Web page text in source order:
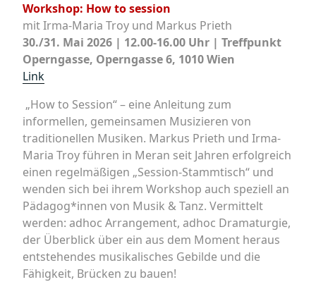
Workshop: How to session
mit Irma-Maria Troy und Markus Prieth
30./31. Mai 2026 | 12.00-16.00 Uhr | Treffpunkt
Operngasse, Operngasse 6, 1010 Wien
Link
„How to Session“ – eine Anleitung zum
informellen, gemeinsamen Musizieren von
traditionellen Musiken. Markus Prieth und Irma-
Maria Troy führen in Meran seit Jahren erfolgreich
einen regelmäßigen „Session-Stammtisch“ und
wenden sich bei ihrem Workshop auch speziell an
Pädagog*innen von Musik & Tanz. Vermittelt
werden: adhoc Arrangement, adhoc Dramaturgie,
der Überblick über ein aus dem Moment heraus
entstehendes musikalisches Gebilde und die
Fähigkeit, Brücken zu bauen!